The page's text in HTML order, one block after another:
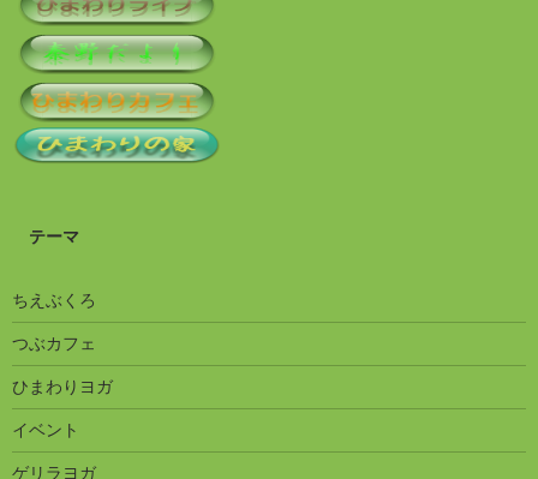
テーマ
ちえぶくろ
つぶカフェ
ひまわりヨガ
イベント
ゲリラヨガ